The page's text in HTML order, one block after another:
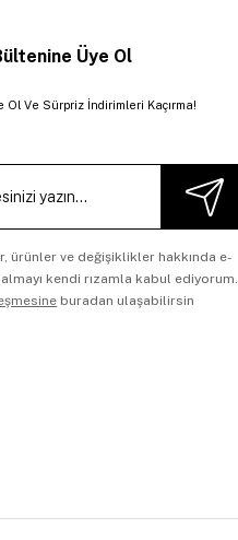
Üye Ol
Ol Ve Sürpriz İndirimleri Kaçırma!
ürünler ve değişiklikler hakkında e-
kendi rızamla kabul ediyorum.
buradan ulaşabilirsin